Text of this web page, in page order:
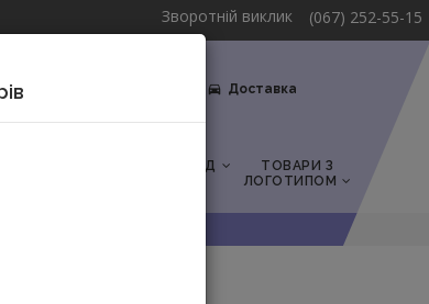
(067) 252-55-15
Зворотній виклик
Доставка
ПОСУД
ТОВАРИ З
ЛОГОТИПОМ